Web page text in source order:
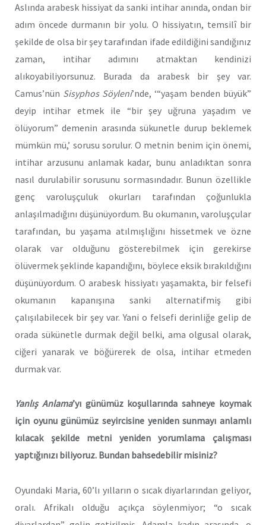
Aslında arabesk hissiyat da sanki intihar anında, ondan bir
adım öncede durmanın bir yolu. O hissiyatın, temsilî bir
şekilde de olsa bir şey tarafından ifade edildiğini sandığınız
zaman, intihar adımını atmaktan kendinizi
alıkoyabiliyorsunuz. Burada da arabesk bir şey var.
Camus’nün Sisyphos Söyleni’nde, ‘“yaşam benden büyük”
deyip intihar etmek ile “bir şey uğruna yaşadım ve
ölüyorum” demenin arasında sükunetle durup beklemek
mümkün mü,’ sorusu sorulur. O metnin benim için önemi,
intihar arzusunu anlamak kadar, bunu anladıktan sonra
nasıl durulabilir sorusunu sormasındadır. Bunun özellikle
genç varoluşçuluk okurları tarafından çoğunlukla
anlaşılmadığını düşünüyordum. Bu okumanın, varoluşçular
tarafından, bu yaşama atılmışlığını hissetmek ve özne
olarak var olduğunu gösterebilmek için gerekirse
ölüvermek şeklinde kapandığını, böylece eksik bırakıldığını
düşünüyordum. O arabesk hissiyatı yaşamakta, bir felsefi
okumanın kapanışına sanki alternatifmiş gibi
çalışılabilecek bir şey var. Yani o felsefi derinliğe gelip de
orada sükünetle durmak değil belki, ama olgusal olarak,
ciğeri yanarak ve böğürerek de olsa, intihar etmeden
durmak var.
Yanlış Anlama’yı günümüz koşullarında sahneye koymak
için oyunu günümüz seyircisine yeniden sunmayı anlamlı
kılacak şekilde metni yeniden yorumlama çalışması
yaptığınızı biliyoruz. Bundan bahsedebilir misiniz?
Oyundaki Maria, 60’lı yılların o sıcak diyarlarından geliyor,
oralı. Afrikalı olduğu açıkça söylenmiyor; “o sıcak